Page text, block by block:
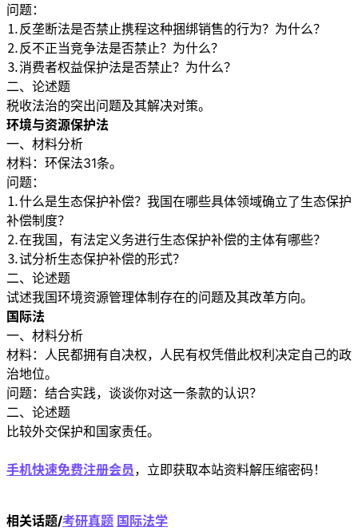
问题：
⒈反垄断法是否禁止携程这种捆绑销售的行为？为什么？
⒉反不正当竞争法是否禁止？为什么？
⒊消费者权益保护法是否禁止？为什么？
二、论述题
税收法治的突出问题及其解决对策。
环境与资源保护法
一、材料分析
材料：环保法31条。
问题：
⒈什么是生态保护补偿？我国在哪些具体领域确立了生态保护
补偿制度？
⒉在我国，有法定义务进行生态保护补偿的主体有哪些？
⒊试分析生态保护补偿的形式？
二、论述题
试述我国环境资源管理体制存在的问题及其改革方向。
国际法
一、材料分析
材料：人民都拥有自决权，人民有权凭借此权利决定自己的政
治地位。
问题：结合实践，谈谈你对这一条款的认识？
二、论述题
比较外交保护和国家责任。
手机快速免费注册会员 ，立即获取本站资料解压缩密码！
相关话题/考研真题 国际法学